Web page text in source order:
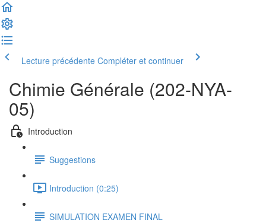
Lecture précédente Compléter et continuer
Chimie Générale (202-NYA-
05)
Introduction
Suggestions
Introduction (0:25)
SIMULATION EXAMEN FINAL